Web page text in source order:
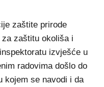
zaštite prirode
zaštitu okoliša i
izvješće u
radovima došlo do
kojem se navodi i da